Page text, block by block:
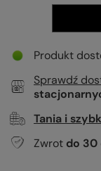
Produkt
Sprawdź
Tania i
Zwrot do 30